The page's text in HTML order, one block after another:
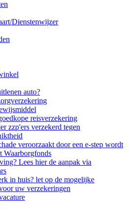
Dienstenwijzer
auto?
reisverzekering
zzp'ers verzekerd tegen
veroorzaakt door een e-step wordt
Waarborgfonds
Lees hier de aanpak via
in huis? let op de mogelijke
uw verzekeringen